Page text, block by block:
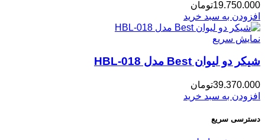
19.750.000تومان
افزودن به سبد خرید
نمایش سریع
شیکر دو لیوان Best مدل HBL-018
39.370.000تومان
افزودن به سبد خرید
دسترسی سریع